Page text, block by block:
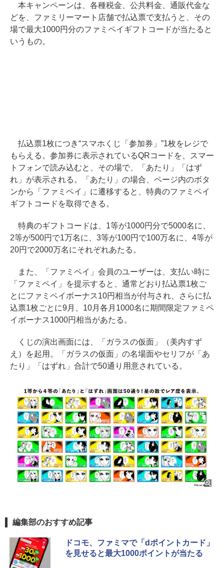
本キャンペーンは、各種税金、公共料金、通販代金な
どを、ファミリーマート店舗で払込票で支払うと、その
場で最大1000円分のファミペイギフトコードが当たると
いうもの。
払込票1枚につき“スマホくじ「参加券」”1枚をレジで
もらえる。参加券に表示されているQRコードを、スマー
トフォンで読み込むと、その場で、「あたり」「はず
れ」が表示される。「あたり」の場合、ページ内のボタ
ンから「ファミペイ」に遷移すると、特典のファミペイ
ギフトコードを取得できる。
特典のギフトコードは、1等が1000円分で5000名に、
2等が500円で1万名に、3等が100円で100万名に、4等が
20円で2000万名にそれぞれあたる。
また、「ファミペイ」会員のユーザーは、支払い時に
「ファミペイ」を提示すると、通常どおり払込票1枚ご
とにファミペイボーナス10円相当が付与され、さらに払
込票1枚ごとに9月、10月各月1000名に期間限定ファミペ
イボーナス1000円相当があたる。
くじの演出画面には、「ガラスの仮面」（美内すず
え）を起用。「ガラスの仮面」の名場面やセリフが「あ
たり」「はずれ」合計で50通り用意されている。
編集部のおすすめ記事
ドコモ、ファミマで「dポイントカード」
を見せると最大1000ポイントが当たる